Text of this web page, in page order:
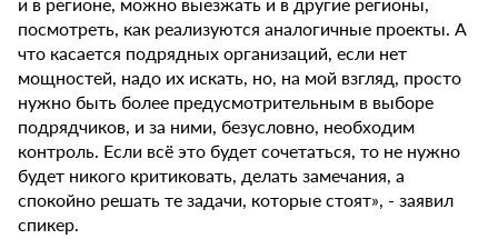
посмотреть, как реализуются аналогичные проекты. А
что касается подрядных организаций, если нет
мощностей, надо их искать, но, на мой взгляд, просто
нужно быть более предусмотрительным в выборе
подрядчиков, и за ними, безусловно, необходим
контроль. Если всё это будет сочетаться, то не нужно
будет никого критиковать, делать замечания, а
спокойно решать те задачи, которые стоят», - заявил
спикер.